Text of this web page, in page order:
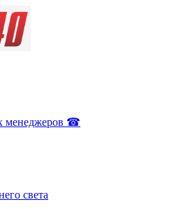
менеджеров ☎
света